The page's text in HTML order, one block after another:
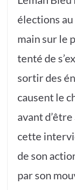
élections au
main sur le
tenté de
sortir des
causent le
avant
cette
de son
par son